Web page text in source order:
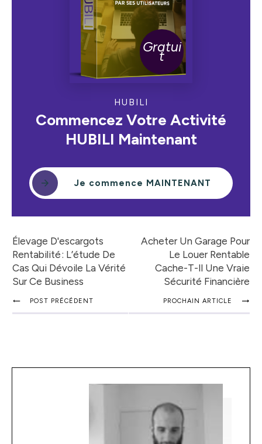
HUBILI
Commencez Votre Activité
HUBILI Maintenant
Je commence MAINTENANT
Gratui
t
Élevage D'escargots
Rentabilité : L’étude De
Cas Qui Dévoile La Vérité
Sur Ce Business
Acheter Un Garage Pour
Le Louer Rentable
Cache-T-Il Une Vraie
Sécurité Financière
POST PRÉCÉDENT PROCHAIN ARTICLE